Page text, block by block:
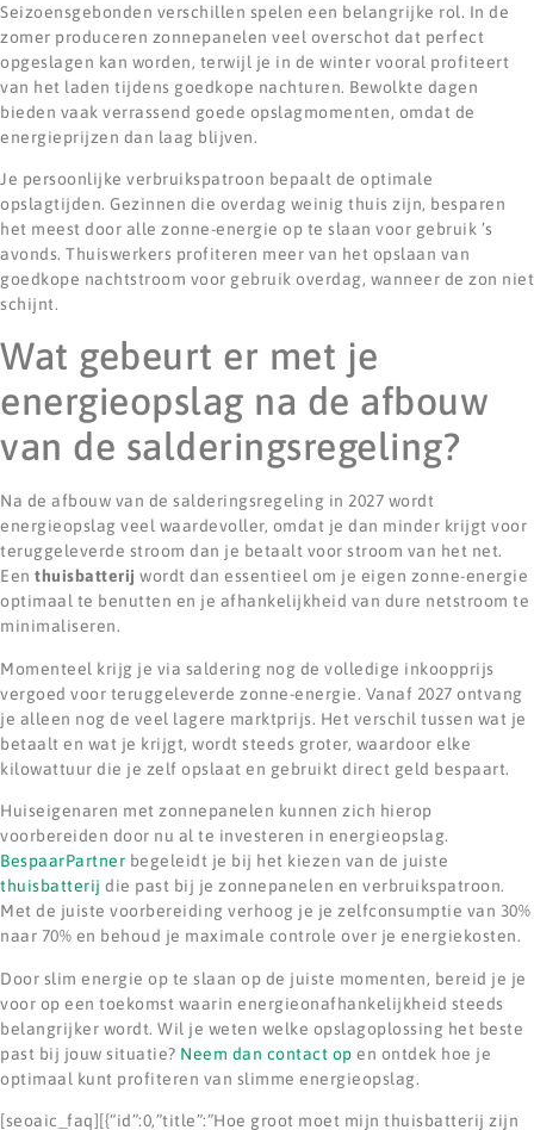
Seizoensgebonden verschillen spelen een belangrijke rol. In de
zomer produceren zonnepanelen veel overschot dat perfect
opgeslagen kan worden, terwijl je in de winter vooral profiteert
van het laden tijdens goedkope nachturen. Bewolkte dagen
bieden vaak verrassend goede opslagmomenten, omdat de
energieprijzen dan laag blijven.
Je persoonlijke verbruikspatroon bepaalt de optimale
opslagtijden. Gezinnen die overdag weinig thuis zijn, besparen
het meest door alle zonne-energie op te slaan voor gebruik ’s
avonds. Thuiswerkers profiteren meer van het opslaan van
goedkope nachtstroom voor gebruik overdag, wanneer de zon niet
schijnt.
Wat gebeurt er met je
energieopslag na de afbouw
van de salderingsregeling?
Na de afbouw van de salderingsregeling in 2027 wordt
energieopslag veel waardevoller, omdat je dan minder krijgt voor
teruggeleverde stroom dan je betaalt voor stroom van het net.
Een thuisbatterij wordt dan essentieel om je eigen zonne-energie
optimaal te benutten en je afhankelijkheid van dure netstroom te
minimaliseren.
Momenteel krijg je via saldering nog de volledige inkoopprijs
vergoed voor teruggeleverde zonne-energie. Vanaf 2027 ontvang
je alleen nog de veel lagere marktprijs. Het verschil tussen wat je
betaalt en wat je krijgt, wordt steeds groter, waardoor elke
kilowattuur die je zelf opslaat en gebruikt direct geld bespaart.
Huiseigenaren met zonnepanelen kunnen zich hierop
voorbereiden door nu al te investeren in energieopslag.
BespaarPartner begeleidt je bij het kiezen van de juiste
thuisbatterij die past bij je zonnepanelen en verbruikspatroon.
Met de juiste voorbereiding verhoog je je zelfconsumptie van 30%
naar 70% en behoud je maximale controle over je energiekosten.
Door slim energie op te slaan op de juiste momenten, bereid je je
voor op een toekomst waarin energieonafhankelijkheid steeds
belangrijker wordt. Wil je weten welke opslagoplossing het beste
past bij jouw situatie? Neem dan contact op en ontdek hoe je
optimaal kunt profiteren van slimme energieopslag.
[seoaic_faq][{“id”:0,”title”:”Hoe groot moet mijn thuisbatterij zijn